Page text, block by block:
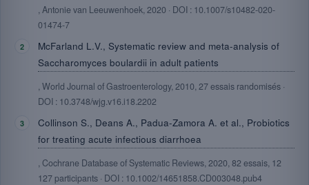
, Antonie van Leeuwenhoek, 2020 · DOI : 10.1007/s10482-020-
01474-7
McFarland L.V., Systematic review and meta-analysis of
Saccharomyces boulardii in adult patients
, World Journal of Gastroenterology, 2010, 27 essais randomisés ·
DOI : 10.3748/wjg.v16.i18.2202
Collinson S., Deans A., Padua-Zamora A. et al., Probiotics
for treating acute infectious diarrhoea
, Cochrane Database of Systematic Reviews, 2020, 82 essais, 12
127 participants · DOI : 10.1002/14651858.CD003048.pub4